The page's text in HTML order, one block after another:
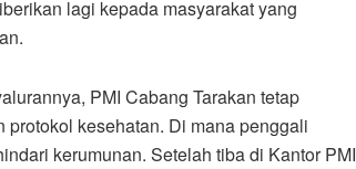
lagi kepada masyarakat yang
PMI Cabang Tarakan tetap
protokol kesehatan. Di mana penggali
kerumunan. Setelah tiba di Kantor PMI